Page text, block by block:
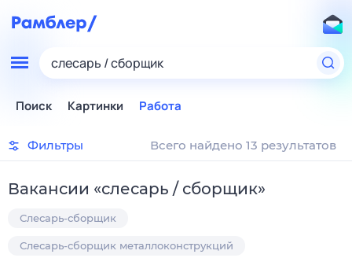
слесарь / сборщик
Поиск Картинки Работа
Фильтры Всего найдено 13 результатов
Вакансии «слесарь / сборщик»
Слесарь-сборщик
Слесарь-сборщик металлоконструкций